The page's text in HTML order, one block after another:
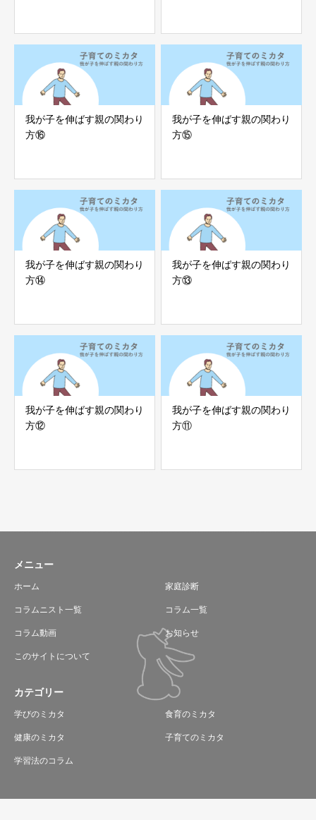
我が子を伸ばす親の関わり
方⑯
我が子を伸ばす親の関わり
方⑮
我が子を伸ばす親の関わり
方⑭
我が子を伸ばす親の関わり
方⑬
我が子を伸ばす親の関わり
方⑫
我が子を伸ばす親の関わり
方⑪
メニュー
ホーム 家庭診断
コラムニスト一覧 コラム一覧
コラム動画 お知らせ
このサイトについて
カテゴリー
学びのミカタ 食育のミカタ
健康のミカタ 子育てのミカタ
学習法のコラム